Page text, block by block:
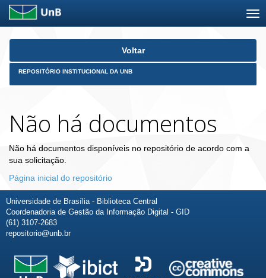
Skip
Voltar
REPOSITÓRIO INSTITUCIONAL DA UNB
Não há documentos
Não há documentos disponíveis no repositório de acordo com a
sua solicitação.
Página inicial do repositório
Universidade de Brasília - Biblioteca Central
Coordenadoria de Gestão da Informação Digital - GID
(61) 3107-2683
repositorio@unb.br